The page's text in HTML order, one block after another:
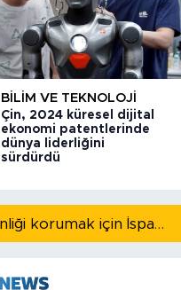
BILIM VE TEKNOLOJI
Çin, 2024 küresel dijital
ekonomi patentlerinde
dünya liderliğini
sürdürdü
İtalya Başbakanı: Ulusal güvenliği korumak için İspanya ile Schengen kapsamındaki serbest dolaşımı askıya alıyoruz